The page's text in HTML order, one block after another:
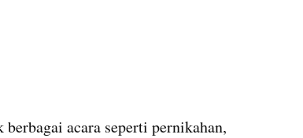
acara seperti pernikahan,